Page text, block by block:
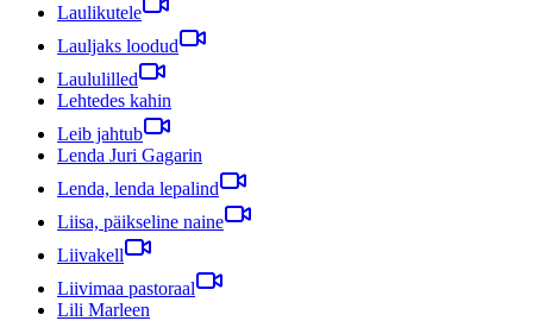
Laulikutele
Lauljaks loodud
Laululilled
Lehtedes kahin
Leib jahtub
Lenda Juri Gagarin
Lenda, lenda lepalind
Liisa, päikseline naine
Liivakell
Liivimaa pastoraal
Lili Marleen